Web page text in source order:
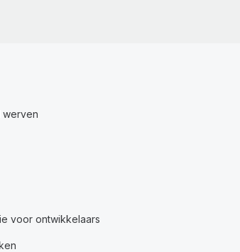
werven
voor ontwikkelaars